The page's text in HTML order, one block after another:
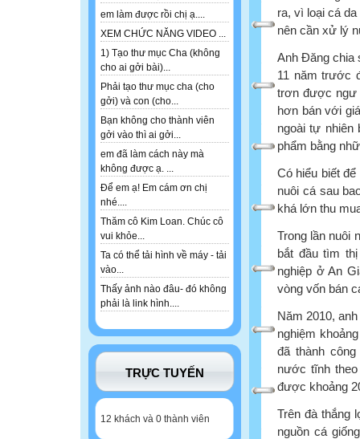
em làm được rồi chị ạ....
XEM CHỨC NĂNG VIDEO ...
1) Tạo thư mục Cha (không
cho ai gởi bài)...
Phải tạo thư mục cha (cho
gởi) và con (cho...
Bạn không cho thành viên
gởi vào thì ai gởi...
em đã làm cách này mà
không được ạ. ...
Để em ạ! Em cám ơn chị
nhé....
Thăm cô Kim Loan. Chúc cô
vui khỏe...
Ta có thể tải hình về máy - tải
vào...
Thấy ảnh nào đâu- đó không
phải là link hình....
TRỰC TUYẾN
12 khách và 0 thành viên
ra, vì loại cá
nên cần xử lý
Anh Đăng chia
11 năm trước
trơn được ngư
hơn bán với
ngoài tự
phẩm bằng
Có hiểu biết
nuôi cá sau
khá lớn thu
Trong lần nuôi
bắt đầu tìm
nghiệp ở An
vòng vốn bán
Năm 2010,
nghiệm
đã thành
nước tĩnh theo
được khoảng
Trên đà thắng
nguồn cá